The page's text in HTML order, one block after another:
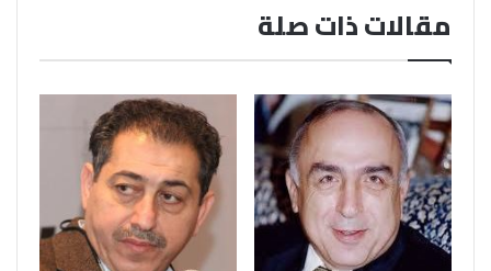
مقالات ذات صلة